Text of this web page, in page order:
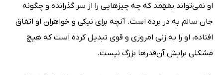
او نمی‌تواند بفهمد که چه چیزهایی را از سر گذرانده و چگونه
جان سالم به در برده است. آنچه برای نیکی و خواهران او اتفاق
افتاده، او را به زنی امروزی و قوی تبدیل کرده است که هیچ
مشکلی برایش آن‌قدرها بزرگ نیست.